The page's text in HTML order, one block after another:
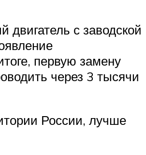
с заводской
первую замену
через 3 тысячи
России, лучше